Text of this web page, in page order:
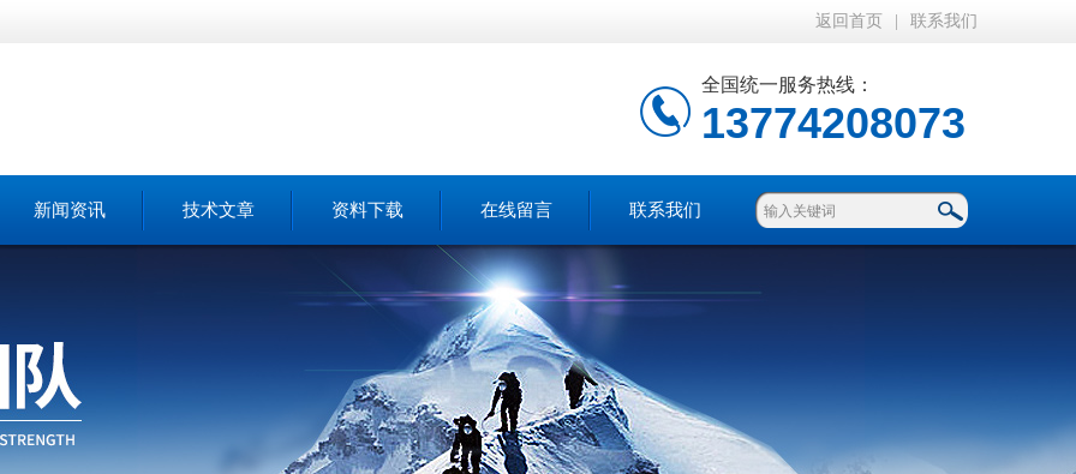
返回首页 联系我们
全国统一服务热线：
13774208073
新闻资讯 技术文章 资料下载 在线留言 联系我们